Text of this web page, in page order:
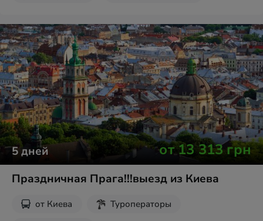
5дней от13 313грн
Праздничная Прага!!!выезд из Киева
от Киева
Туроператоры